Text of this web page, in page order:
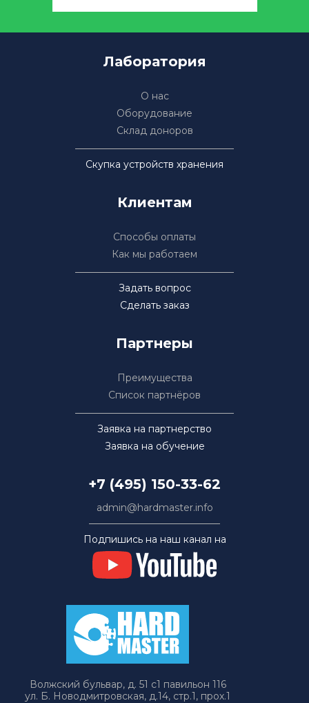
Лаборатория
О нас
Оборудование
Склад доноров
Скупка устройств хранения
Клиентам
Способы оплаты
Как мы работаем
Задать вопрос
Сделать заказ
Партнеры
Преимущества
Список партнёров
Заявка на партнерство
Заявка на обучение
+7 (495) 150-33-62
admin@hardmaster.info
Подпишись на наш канал на
Волжский бульвар, д. 51 с1 павильон 116
ул. Б. Новодмитровская, д.14, стр.1, прох.1